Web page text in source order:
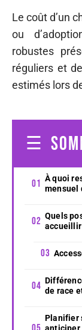
Le coût d’un
ou
robustes
réguliers et
estimés lors
À quoi
mensuel
Quels
de race
Planifier
anticiper